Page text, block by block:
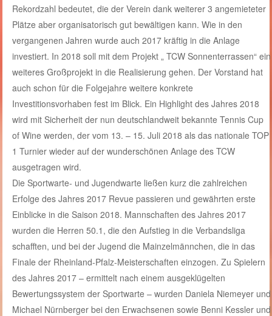
Rekordzahl bedeutet, die der Verein dank weiterer 3 angemieteter
Plätze aber organisatorisch gut bewältigen kann. Wie in den
vergangenen Jahren wurde auch 2017 kräftig in die Anlage
investiert. In 2018 soll mit dem Projekt „ TCW Sonnenterrassen“ ein
weiteres Großprojekt in die Realisierung gehen. Der Vorstand hat
auch schon für die Folgejahre weitere konkrete
Investitionsvorhaben fest im Blick. Ein Highlight des Jahres 2018
wird mit Sicherheit der nun deutschlandweit bekannte Tennis Cup
of Wine werden, der vom 13. – 15. Juli 2018 als das nationale TOP
1 Turnier wieder auf der wunderschönen Anlage des TCW
ausgetragen wird.
Die Sportwarte- und Jugendwarte ließen kurz die zahlreichen
Erfolge des Jahres 2017 Revue passieren und gewährten erste
Einblicke in die Saison 2018. Mannschaften des Jahres 2017
wurden die Herren 50.1, die den Aufstieg in die Verbandsliga
schafften, und bei der Jugend die Mainzelmännchen, die in das
Finale der Rheinland-Pfalz-Meisterschaften einzogen. Zu Spielern
des Jahres 2017 – ermittelt nach einem ausgeklügelten
Bewertungssystem der Sportwarte – wurden Daniela Niemeyer und
Michael Nürnberger bei den Erwachsenen sowie Benni Kessler und